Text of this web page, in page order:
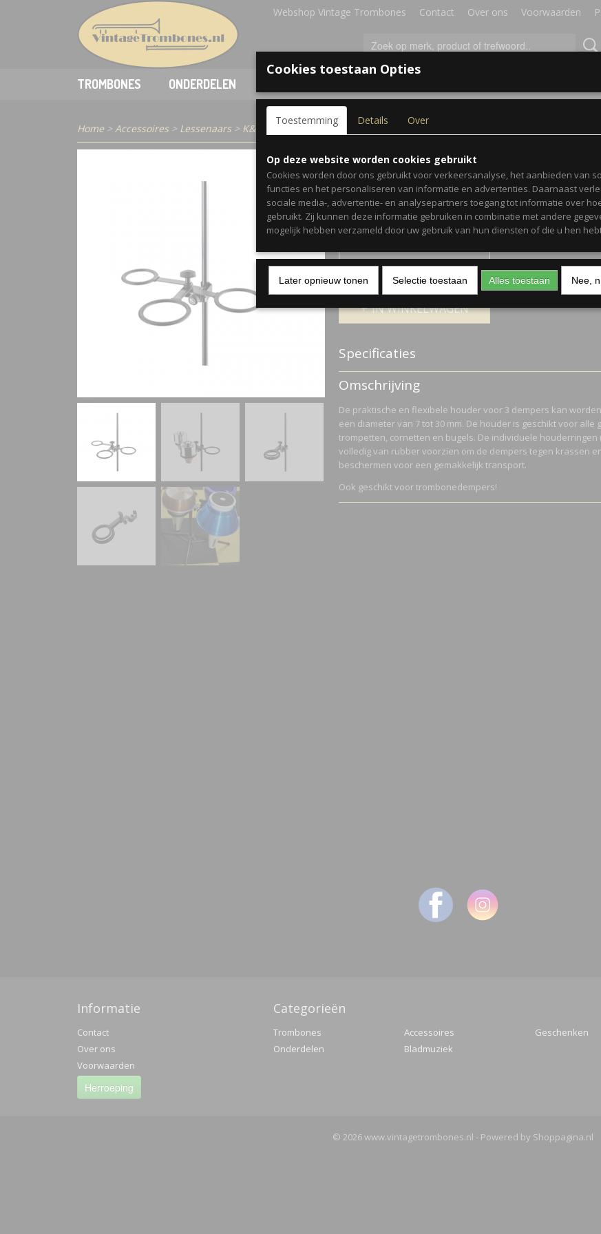
Webshop Vintage Trombones Contact Over ons Voorwaarden
TROMBONES ONDERDELEN
Home > Accessoires > Lessenaars > K&M 15910 Mute Holder
K&M 15910 Mute Holder
€ 24,95 (inclusief btw 21%)
✓Op voorraad
IN WINKELWAGEN
Specificaties
Netto gewicht
Bruto gewicht
Omschrijving
De praktische en flexibele houder voor 3 dempers kan
een diameter van 7 tot 30 mm. De houder is geschikt voor
trompetten, cornetten en bugels. De individuele houderringen
volledig van rubber voorzien om de dempers tegen krassen
beschermen voor een gemakkelijk transport.
Ook geschikt voor trombonedempers!
Informatie
Contact
Over ons
Voorwaarden
Herroeping
Categorieën
Trombones
Onderdelen
Accessoires
Bladmuziek
Geschenken
© 2026 www.vintagetrombones.nl - Powered by Shoppagina.nl
Cookies toestaan Opties
Toestemming Details Over
Op deze website worden cookies gebruikt
Cookies worden door ons gebruikt voor verkeersanalyse, het aanbieden van
functies en het personaliseren van informatie en advertenties. Daarnaast
sociale media-, advertentie- en analysepartners toegang tot informatie over
gebruikt. Zij kunnen deze informatie gebruiken in combinatie met andere
mogelijk hebben verzameld door uw gebruik van hun diensten of die u hen
Later opnieuw tonen Selectie toestaan Alles toestaan Nee,